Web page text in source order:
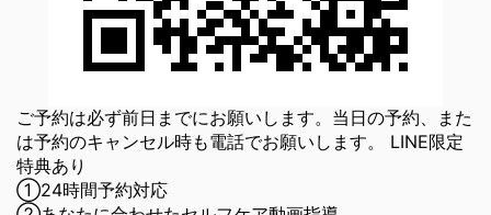
ご予約は必ず前日までにお願いします。当日の予約、また
は予約のキャンセル時も電話でお願いします。 LINE限定
特典あり
①24時間予約対応